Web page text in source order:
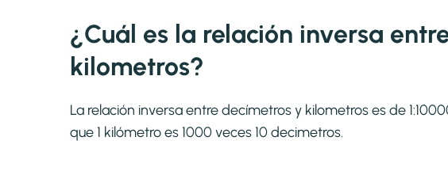
¿Cuál es la relación inversa
kilometros?
La relación inversa entre decímetros y kilometros es de
que 1 kilómetro es 1000 veces 10 decimetros.